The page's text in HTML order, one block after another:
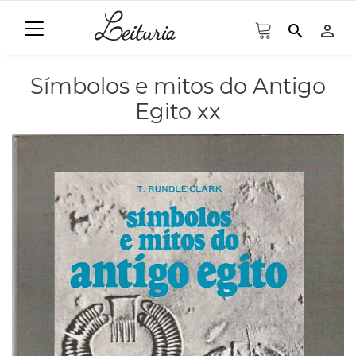
search person_outline
Símbolos e mitos do Antigo
Egito xx